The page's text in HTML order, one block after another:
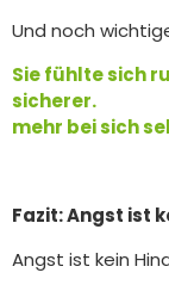
Und noch
Sie fühlte sich
sicherer.
mehr bei sich
Fazit: Angst ist
Angst ist kein